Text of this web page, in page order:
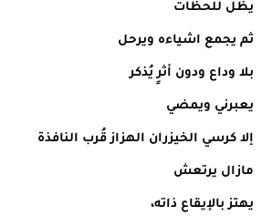
يظل للحظات
ثم يجمع اشياءه ويرحل
بلا وداع ودون أثرٍ يُذكر
يعبرني ويمضي
إلا كرسي الخيزران الهزاز قُرب النافذة
مازال يرتعش
يهتز بالإيقاع ذاته،